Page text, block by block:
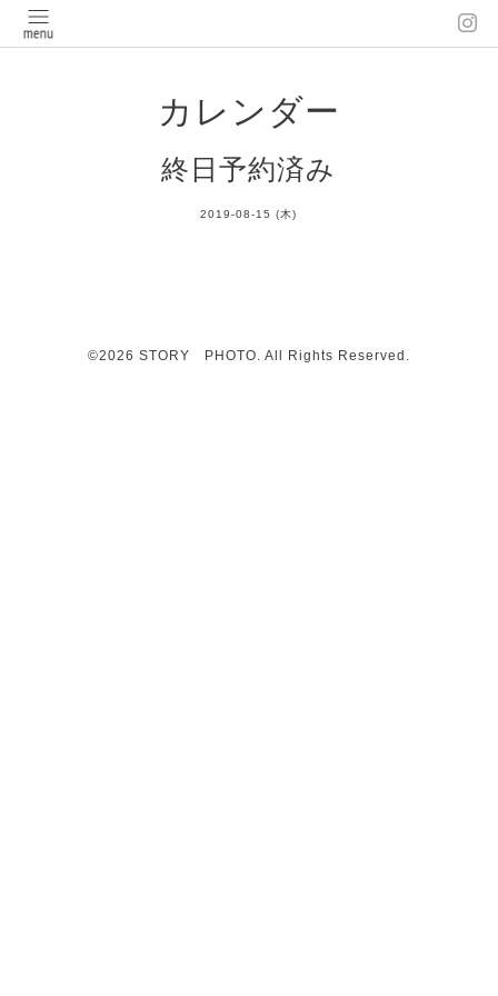
カレンダー
終日予約済み
2019-08-15 (木)
©2026 STORY PHOTO. All Rights Reserved.